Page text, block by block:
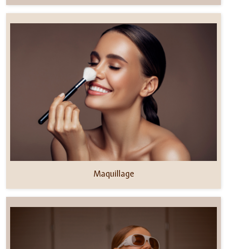
Maquillage